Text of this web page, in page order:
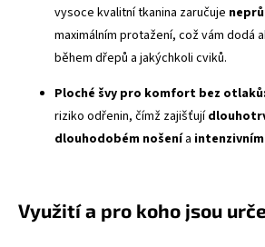
vysoce kvalitní tkanina zaručuje
maximálním protažení, což vám dodá
během dřepů a jakýchkoli cviků.
Ploché švy pro komfort bez otlaků:
riziko odřenin, čímž zajišťují
dlouhodobém nošenía
Využití a pro koho jsou